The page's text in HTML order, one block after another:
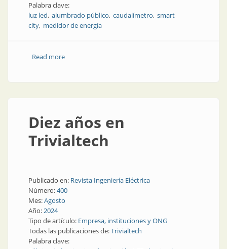
Palabra clave:
luz led alumbrado público caudalímetro smart
city medidor de energía
Read moreabout La fábrica de tecnología para la ciudad
Diez años en
Trivialtech
Publicado en: Revista Ingeniería Eléctrica
Número:400
Mes:Agosto
Año:2024
Tipo de artículo: Empresa, instituciones y ONG
Todas las publicaciones de:Trivialtech
Palabra clave: